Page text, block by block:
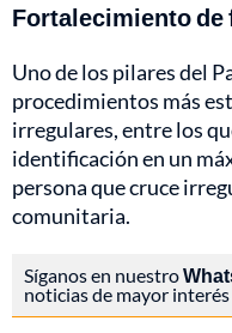
Fortalecimiento
Uno de los pilares del
procedimientos más
irregulares, entre los
identificación en un
persona que cruce
comunitaria.
Síganos en nuestro
noticias de mayor interés